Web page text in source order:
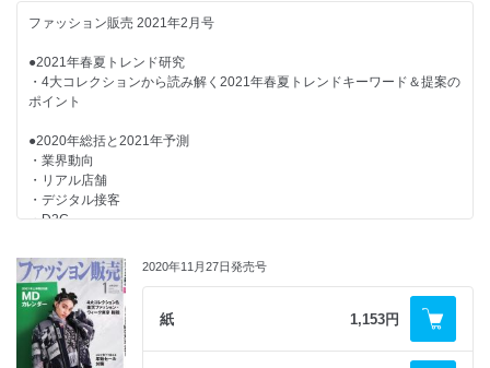
・今月の視点
・労務管理を知ろう
・マーケットを広げるマナーのチカラ
・店長意識改革メソッド
・新・お客さまゼッタイ主義
・今月の魅せ方・売り方
・may_ugramのインスタ講座
・次代を担う国産ブランド
・カンタン英語接客術！
・どこでもヨガでセルフケア
・今月の視点
・編集後記
ファッション販売 2021年2月号
●2021年春夏トレンド研究
・4大コレクションから読み解く2021年春夏トレンドキーワード＆提案の
ポイント
●2020年総括と2021年予測
・業界動向
・リアル店舗
・デジタル接客
・D2C
●注目ショップ誌リサーチ
●新店・新SCダイジェスト
【連載・シリーズ・リポート】
・販売員がEC相当に最適な理由
2020年11月27日発売号
紙 1,153円